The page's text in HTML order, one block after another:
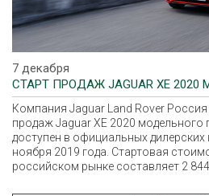
7 декабря
СТАРТ ПРОДАЖ JAGUAR XE
Компания Jaguar Land Rover Россия
продаж Jaguar XE 2020 модельного
доступен в официальных
ноября 2019 года. Стартовая
российском рынке составляет 2 844